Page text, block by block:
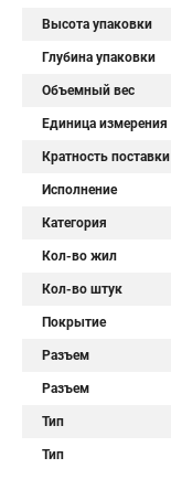
Высота упаковки
Глубина упаковки
Объемный вес
Единица измерения
Кратность поставки
Исполнение
Категория
Кол-во жил
Кол-во штук
Покрытие
Разъем
Разъем
Тип
Тип